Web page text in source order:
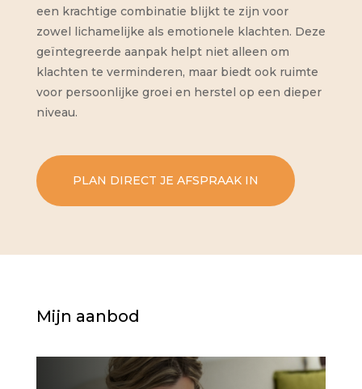
een krachtige combinatie blijkt te zijn voor
zowel lichamelijke als emotionele klachten. Deze
geïntegreerde aanpak helpt niet alleen om
klachten te verminderen, maar biedt ook ruimte
voor persoonlijke groei en herstel op een dieper
niveau.
PLAN DIRECT JE AFSPRAAK IN
Mijn aanbod